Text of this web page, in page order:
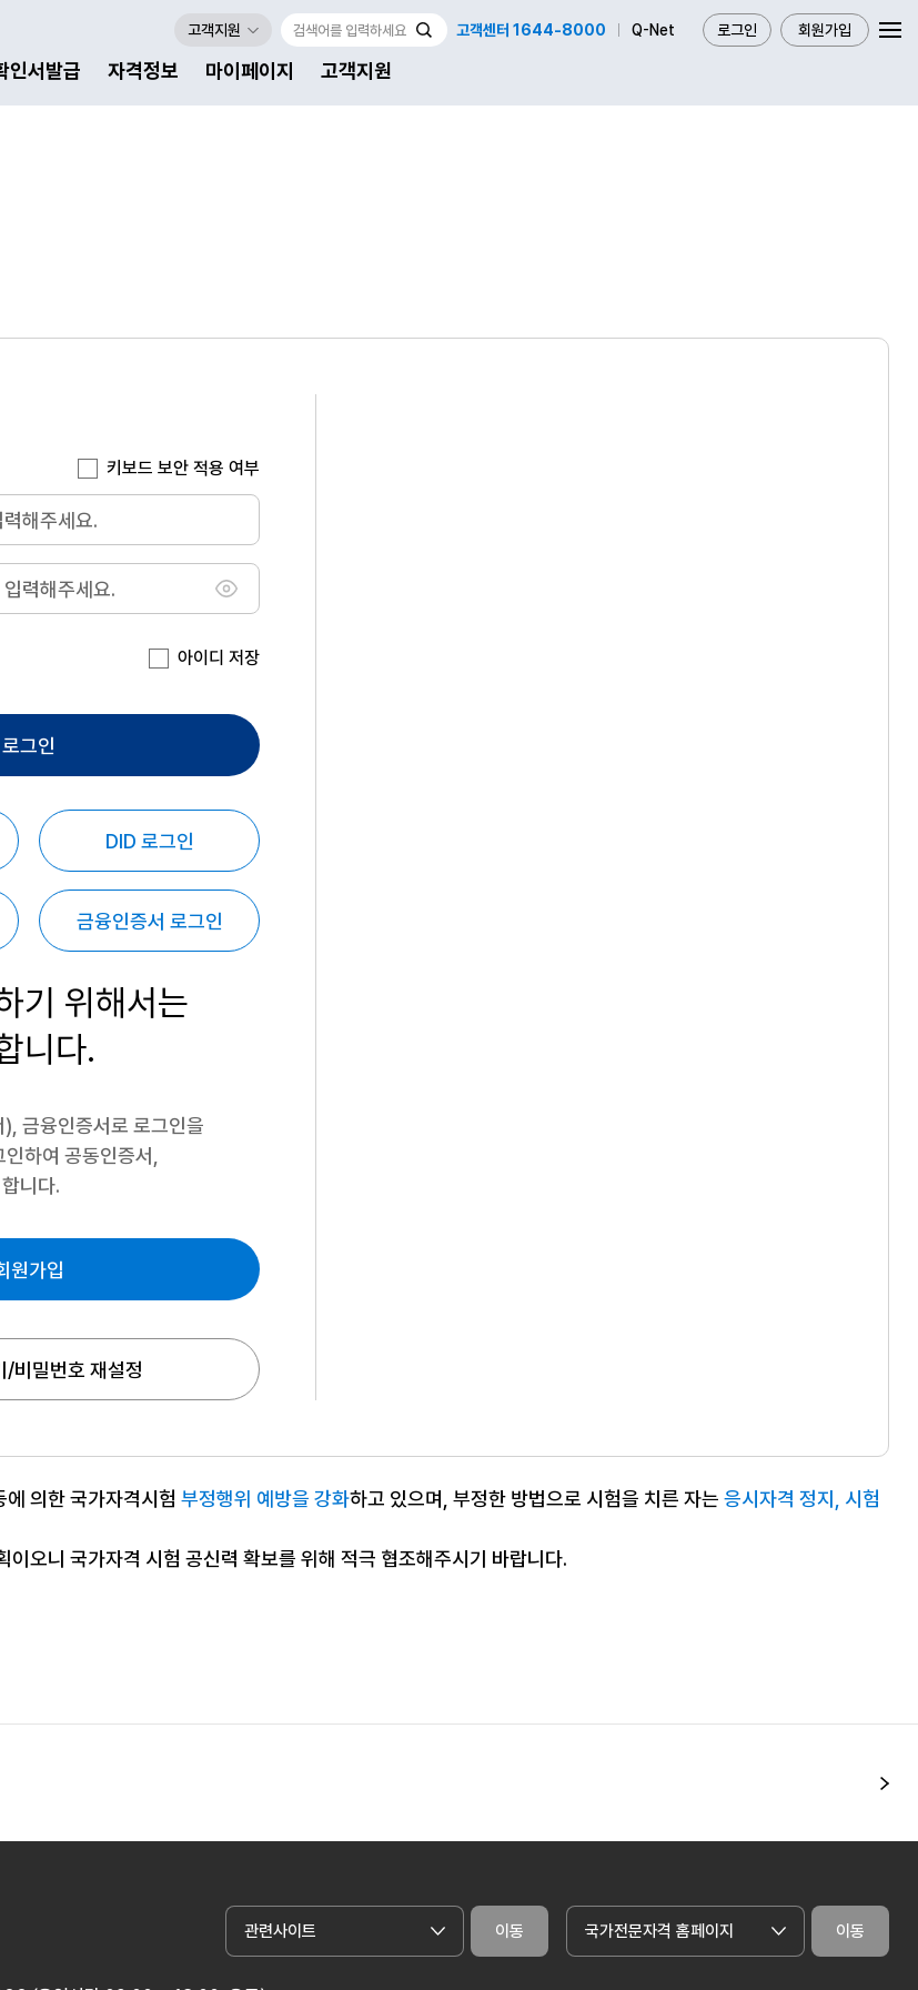
인서발급 자격정보 마이페이지 고객지원
로그인 회원가입
고객센터 1644-8000 Q-Net
고객지원
키보드 보안 적용 여부
아이디 저장
로그인
DID 로그인
금융인증서 로그인
기 위해서는
니다.
금융인증서로 로그인을
하여 공동인증서,
니다.
원가입
/비밀번호 재설정
의한 국가자격시험 부정행위 예방을 강화하고 있으며, 부정한 방법으로 시험을 치른 자는 응시자격 정지, 시험
이오니 국가자격 시험 공신력 확보를 위해 적극 협조해주시기 바랍니다.
관련사이트 이동 국가전문자격 홈페이지 이동